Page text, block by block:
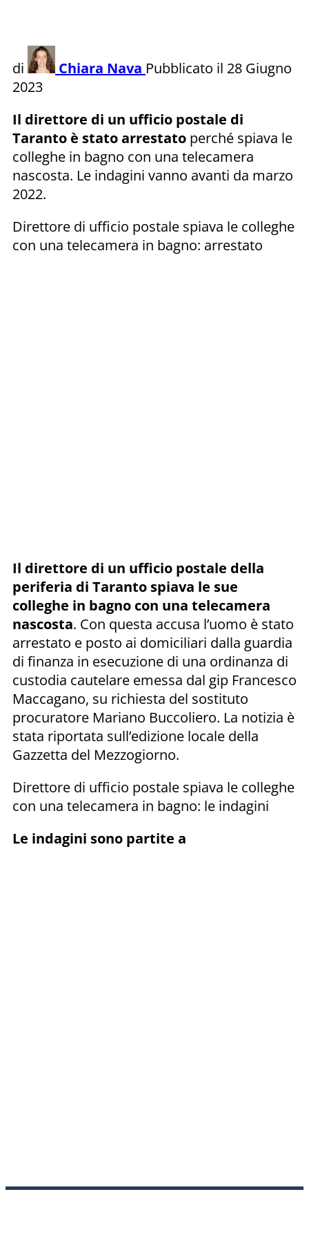
di Chiara Nava Pubblicato il 28 Giugno
2023
Il direttore di un ufficio postale di
Taranto è stato arrestato perché spiava le
colleghe in bagno con una telecamera
nascosta. Le indagini vanno avanti da marzo
2022.
Direttore di ufficio postale spiava le colleghe
con una telecamera in bagno: arrestato
Il direttore di un ufficio postale della
periferia di Taranto spiava le sue
colleghe in bagno con una telecamera
nascosta. Con questa accusa l’uomo è stato
arrestato e posto ai domiciliari dalla guardia
di finanza in esecuzione di una ordinanza di
custodia cautelare emessa dal gip Francesco
Maccagano, su richiesta del sostituto
procuratore Mariano Buccoliero. La notizia è
stata riportata sull’edizione locale della
Gazzetta del Mezzogiorno.
Direttore di ufficio postale spiava le colleghe
con una telecamera in bagno: le indagini
Le indagini sono partite a